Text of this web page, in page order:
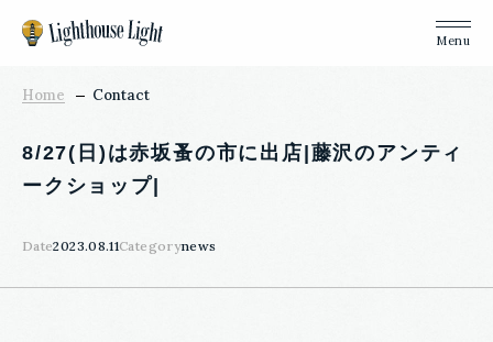
Home Contact
8/27(日)は赤坂蚤の市に出店|藤沢のアンティ
ークショップ|
Date2023.08.11Categorynews